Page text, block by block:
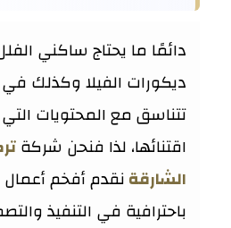
دائمًا ما يحتاج ساكني
ديكورات الفيلا وكذلك
تتناسق مع المحتويات
اقتنائها، لذا فنحن شركة
الشارقةنقدم أفخم أعمال
باحترافية في التنفيذ